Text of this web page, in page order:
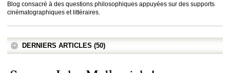
Blog consacré à des questions philosophiques appuyées sur des supports
cinématographiques et littéraires.
DERNIERS ARTICLES (50)